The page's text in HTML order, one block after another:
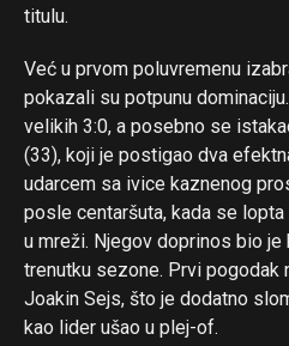
titulu.
Već u prvom poluvremenu
pokazali su potpunu
velikih 3:0, a posebno se
(33), koji je postigao dva
udarcem sa ivice kaznenog
posle centaršuta, kada se
u mreži. Njegov doprinos bio je
trenutku sezone. Prvi pogodak
Joakin Sejs, što je dodatno
kao lider ušao u plej-of.